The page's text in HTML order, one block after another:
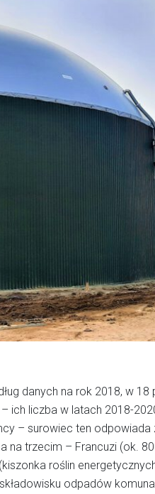
danych na rok 2018, w 18
liczba w latach 2018-
– surowiec ten odpowiada
na trzecim – Francuzi (ok.
roślin
odpadów